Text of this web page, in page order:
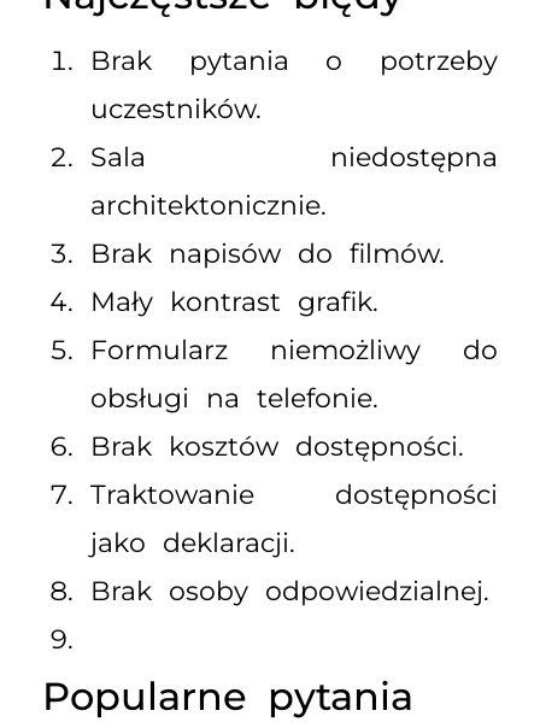
Brak pytania o potrzeby
uczestników.
Sala niedostępna
architektonicznie.
Brak napisów do filmów.
Mały kontrast grafik.
Formularz niemożliwy do
obsługi na telefonie.
Brak kosztów dostępności.
Traktowanie dostępności
jako deklaracji.
Brak osoby odpowiedzialnej.
Popularne pytania